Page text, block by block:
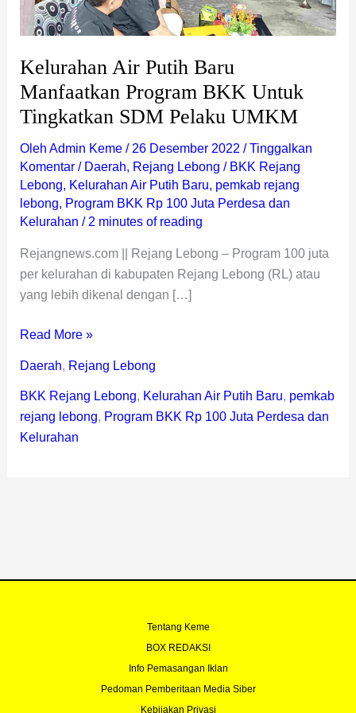
Kelurahan Air Putih Baru
Manfaatkan Program BKK Untuk
Tingkatkan SDM Pelaku UMKM
Oleh Admin Keme / 26 Desember 2022 /Tinggalkan
Komentar / Daerah, Rejang Lebong / BKK Rejang
Lebong, Kelurahan Air Putih Baru, pemkab rejang
lebong, Program BKK Rp 100 Juta Perdesa dan
Kelurahan / 2 minutes of reading
Rejangnews.com || Rejang Lebong – Program 100 juta
per kelurahan di kabupaten Rejang Lebong (RL) atau
yang lebih dikenal dengan […]
Pelaku
UMKM
Read More »
Daerah, Rejang Lebong
BKK Rejang Lebong, Kelurahan Air Putih Baru, pemkab
rejang lebong, Program BKK Rp 100 Juta Perdesa dan
Kelurahan
Tentang Keme
BOX REDAKSI
Info Pemasangan Iklan
Pedoman Pemberitaan Media Siber
Kebijakan Privasi